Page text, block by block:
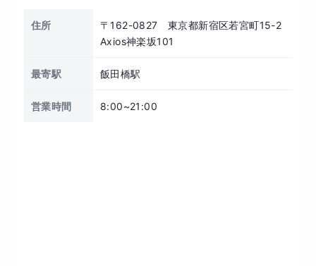
住所
〒162-0827 東京都新宿区若宮町15-2
Axios神楽坂101
最寄駅 飯田橋駅
営業時間 8:00~21:00